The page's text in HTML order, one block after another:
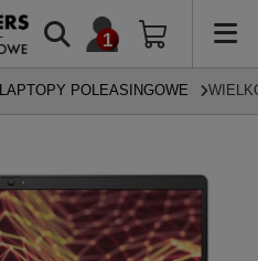
LAPTOPY POLEASINGOWE